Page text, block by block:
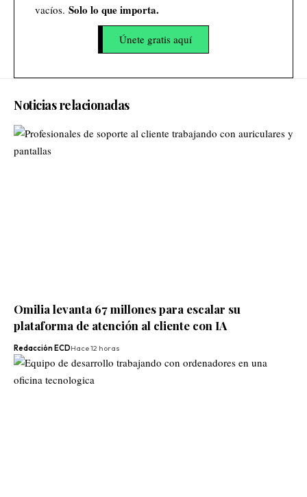
vacíos. Solo lo que importa.
Únete gratis aquí
Noticias relacionadas
Omilia levanta 67 millones para escalar su
plataforma de atención al cliente con IA
Redacción ECDHace 12 horas